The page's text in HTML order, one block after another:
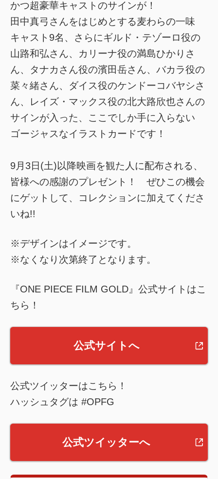
かつ超豪華キャストのサインが！
田中真弓さんをはじめとする麦わらの一味
キャスト9名、さらにギルド・テゾーロ役の
山路和弘さん、カリーナ役の満島ひかりさ
ん、タナカさん役の濱田岳さん、バカラ役の
菜々緒さん、ダイス役のケンドーコバヤシさ
ん、レイズ・マックス役の北大路欣也さんの
サインが入った、ここでしか手に入らない
ゴージャスなイラストカードです！
9月3日(土)以降映画を観た人に配布される、
皆様への感謝のプレゼント！ ぜひこの機会
にゲットして、コレクションに加えてくださ
いね!!
※デザインはイメージです。
※なくなり次第終了となります。
『ONE PIECE FILM GOLD』公式サイトはこ
ちら！
公式サイトへ
公式ツイッターはこちら！
ハッシュタグは #OPFG
公式ツイッターへ